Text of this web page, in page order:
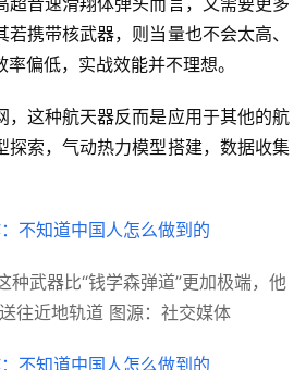
携带核武器，则当量也不会太高、
偏低，实战效能并不理想。
，这种航天器反而是应用于其他的航
探索，气动热力模型搭建，数据收集
种武器比“钱学森弹道”更加极端，他
往近地轨道 图源：社交媒体